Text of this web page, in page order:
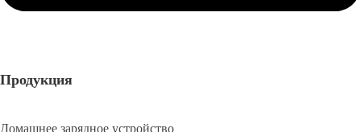
Продукция